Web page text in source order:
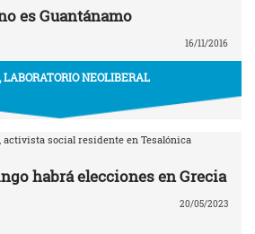
es Guantánamo
16/11/2016
LABORATORIO NEOLIBERAL
activista social residente en Tesalónica
habrá elecciones en Grecia
20/05/2023